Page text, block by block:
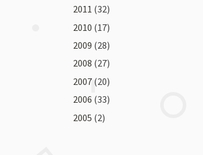
2011 (32)
2010 (17)
2009 (28)
2008 (27)
2007 (20)
2006 (33)
2005 (2)